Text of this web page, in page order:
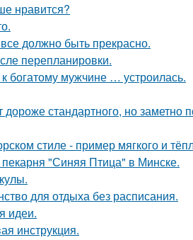
нравится?
должно быть прекрасно.
перепланировки.
богатому мужчине … устроилась.
стандартного, но заметно
стиле - пример мягкого и
"Синяя Птица" в Минске.
для отдыха без расписания.
идеи.
инструкция.